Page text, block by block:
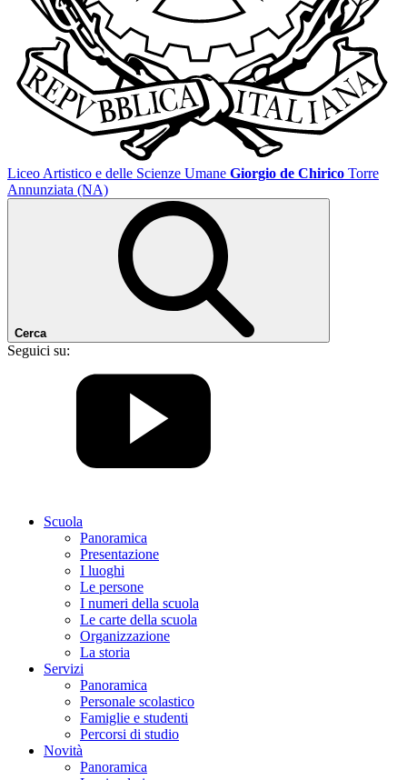
Liceo Artistico e delle Scienze Umane Giorgio de Chirico Torre
Annunziata (NA)
Cerca
Seguici su:
Scuola
Panoramica
Presentazione
I luoghi
Le persone
I numeri della scuola
Le carte della scuola
Organizzazione
La storia
Servizi
Panoramica
Personale scolastico
Famiglie e studenti
Percorsi di studio
Novità
Panoramica